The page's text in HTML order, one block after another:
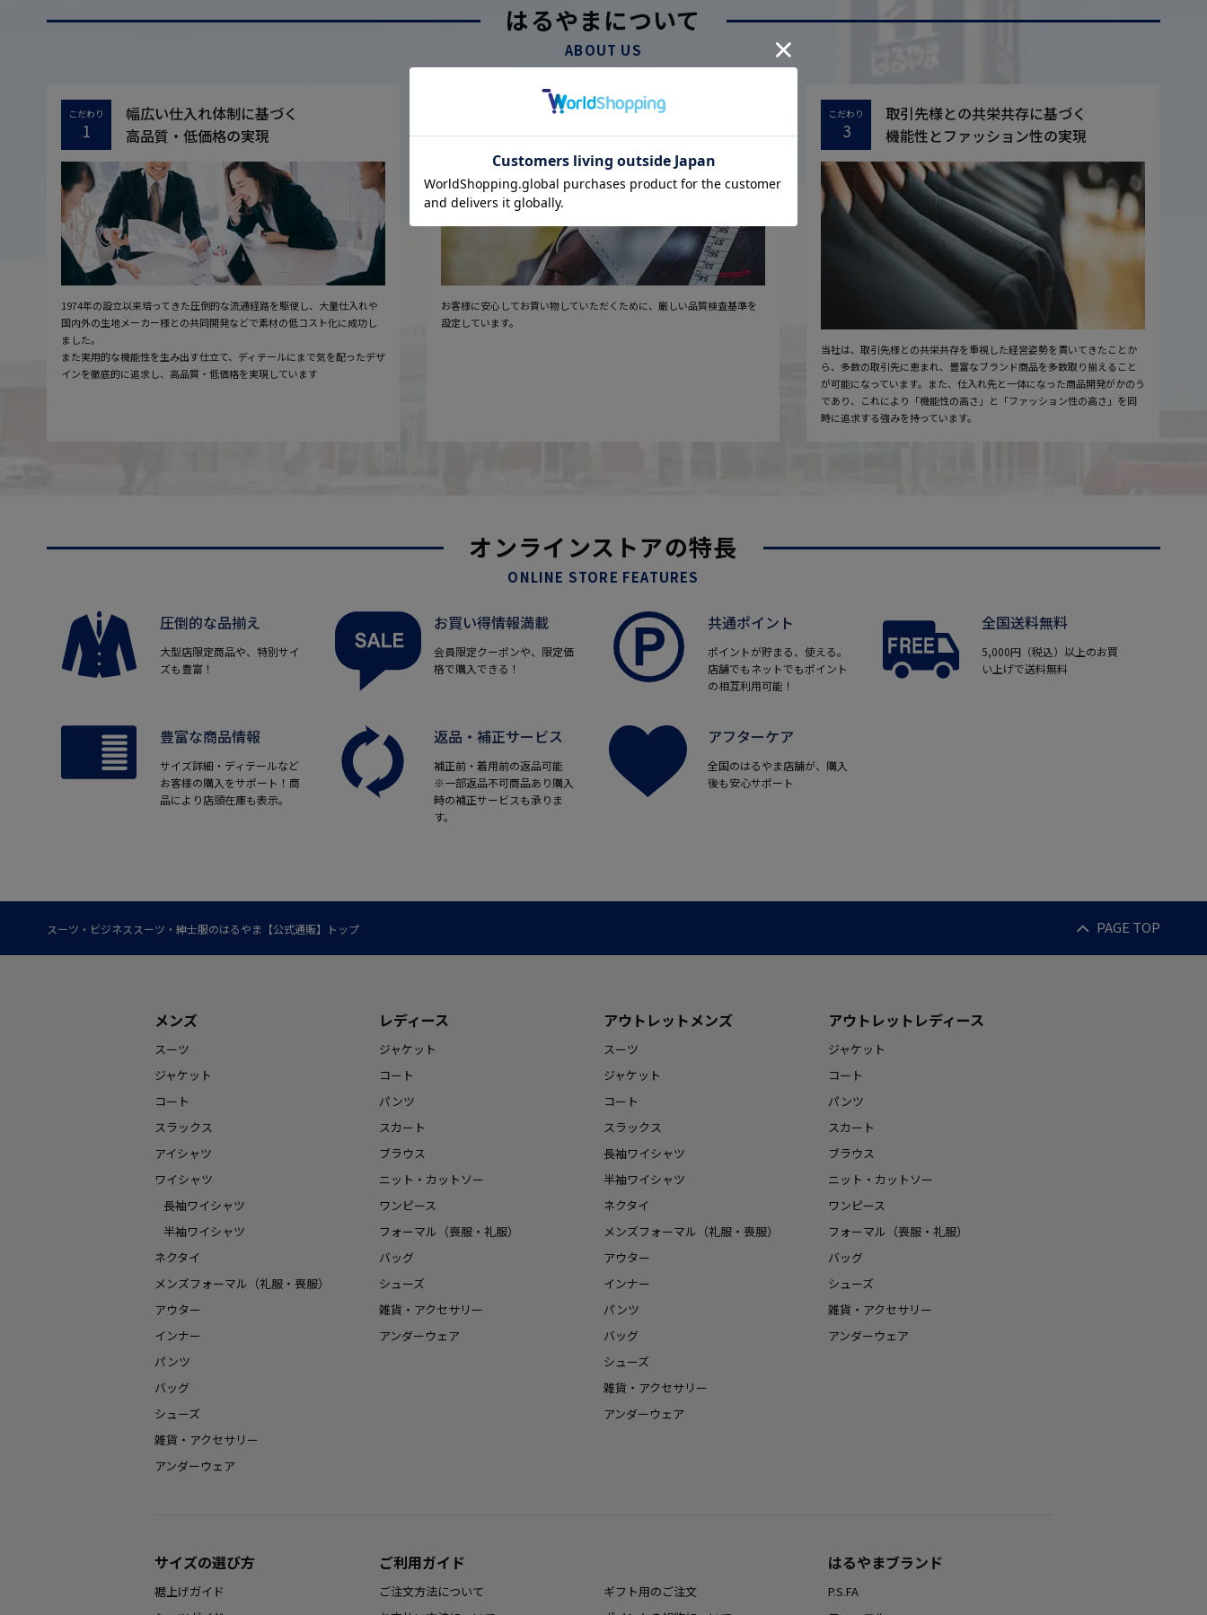
はるやまについて
ABOUT US
こだわり
1
幅広い仕入れ体制に基づく
高品質・低価格の実現
1974年の設立以来培ってきた圧倒的な流通経路を駆使し、大量仕入れや
国内外の生地メーカー様との共同開発などで素材の低コスト化に成功し
ました。
また実用的な機能性を生み出す仕立て、ディテールにまで気を配ったデザ
インを徹底的に追求し、高品質・低価格を実現しています
2
厳しい品質管理体制に基づく
安心の実現
お客様に安心してお買い物していただくために、厳しい品質検査基準を
設定しています。
こだわり
3
取引先様との共栄共存に基づく
機能性とファッション性の実現
当社は、取引先様との共栄共存を重視した経営姿勢を貫いてきたことか
ら、多数の取引先に恵まれ、豊富なブランド商品を多数取り揃えること
が可能になっています。また、仕入れ先と一体になった商品開発がかのう
であり、これにより「機能性の高さ」と「ファッション性の高さ」を同
時に追求する強みを持っています。
オンラインストアの特長
ONLINE STORE FEATURES
圧倒的な品揃え
大型店限定商品や、特別サイ
ズも豊富！
お買い得情報満載
会員限定クーポンや、限定価
格で購入できる！
共通ポイント
ポイントが貯まる、使える。
店舗でもネットでもポイント
の相互利用可能！
全国送料無料
5,000円（税込）以上のお買
い上げで送料無料
豊富な商品情報
サイズ詳細・ディテールなど
お客様の購入をサポート！商
品により店頭在庫も表示。
返品・補正サービス
補正前・着用前の返品可能
※一部返品不可商品あり購入
時の補正サービスも承りま
す。
アフターケア
全国のはるやま店舗が、購入
後も安心サポート
スーツ・ビジネススーツ・紳士服のはるやま【公式通販】トップ PAGE TOP
メンズ
スーツ
ジャケット
コート
スラックス
アイシャツ
ワイシャツ
長袖ワイシャツ
半袖ワイシャツ
ネクタイ
メンズフォーマル（礼服・喪服）
アウター
インナー
パンツ
バッグ
シューズ
雑貨・アクセサリー
アンダーウェア
レディース
ジャケット
コート
パンツ
スカート
ブラウス
ニット・カットソー
ワンピース
フォーマル（喪服・礼服）
バッグ
シューズ
雑貨・アクセサリー
アンダーウェア
アウトレットメンズ
スーツ
ジャケット
コート
スラックス
長袖ワイシャツ
半袖ワイシャツ
ネクタイ
メンズフォーマル（礼服・喪服）
アウター
インナー
パンツ
バッグ
シューズ
雑貨・アクセサリー
アンダーウェア
アウトレットレディース
ジャケット
コート
パンツ
スカート
ブラウス
ニット・カットソー
ワンピース
フォーマル（喪服・礼服）
バッグ
シューズ
雑貨・アクセサリー
アンダーウェア
サイズの選び方
裾上げガイド
ご利用ガイド
ご注文方法について
ギフト用のご注文
はるやまブランド
P.S.FA